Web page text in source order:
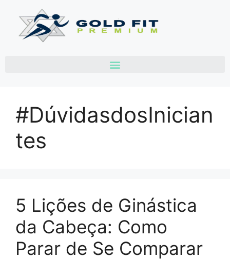
#DúvidasdosInician
tes
5 Lições de Ginástica
da Cabeça: Como
Parar de Se Comparar